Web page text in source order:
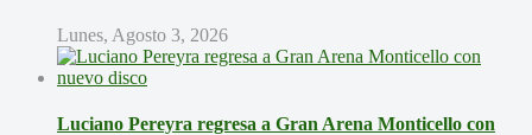
Lunes, Agosto 3, 2026
Luciano Pereyra regresa a Gran Arena Monticello con